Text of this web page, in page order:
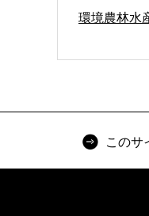
環境農林水
このサ